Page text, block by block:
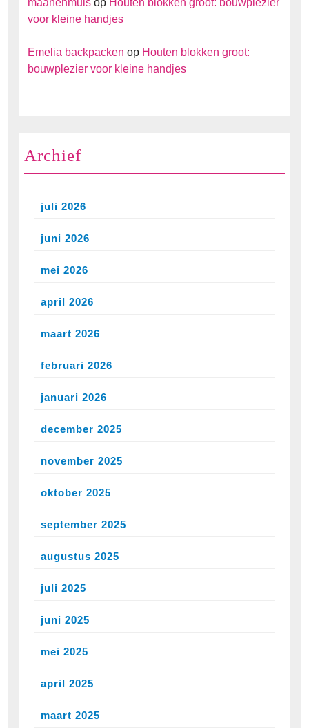
voor kleine handjes
Emelia backpacken op Houten blokken groot:
bouwplezier voor kleine handjes
Archief
juli 2026
juni 2026
mei 2026
april 2026
maart 2026
februari 2026
januari 2026
december 2025
november 2025
oktober 2025
september 2025
augustus 2025
juli 2025
juni 2025
mei 2025
april 2025
maart 2025